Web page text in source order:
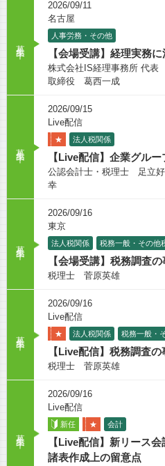
2026/09/11
名古屋
人事労務・その他
【会場受講】経理実務
株式会社IS経理事務所 代表
取締役 葛西一成
2026/09/15
Live配信
★ 法人税関係
【Live配信】企業グル
公認会計士・税理士 足立好
幸
2026/09/16
東京
法人税関係 税務一般・その他
【会場受講】税務調査
税理士 菅原英雄
2026/09/16
Live配信
★ 法人税関係 税務一般・
【Live配信】税務調査
税理士 菅原英雄
2026/09/16
Live配信
新任 ★ 会計
【Live配信】新リース
諸表作成上の留意点